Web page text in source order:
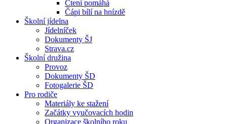
Čtení pomáhá
Čápi bílí na hnízdě
Školní jídelna
Jídelníček
Dokumenty ŠJ
Strava.cz
Školní družina
Provoz
Dokumenty ŠD
Fotogalerie ŠD
Pro rodiče
Materiály ke stažení
Začátky vyučovacích hodin
Organizace školního roku